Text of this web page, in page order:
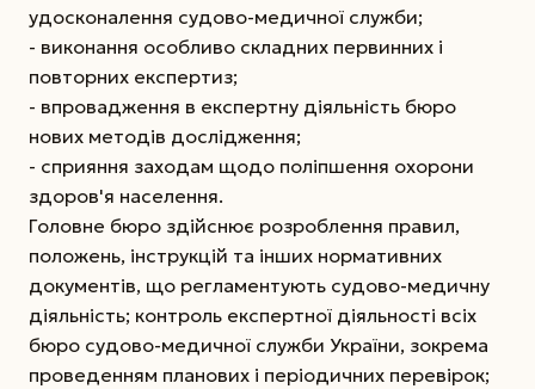
удосконалення судово-медичної служби;
- виконання особливо складних первинних і
повторних експертиз;
- впровадження в експертну діяльність бюро
нових методів дослідження;
- сприяння заходам щодо поліпшення охорони
здоров'я населення.
Головне бюро здійснює розроблення правил,
положень, інструкцій та інших нормативних
документів, що регламентують судово-медичну
діяльність; контроль експертної діяльності всіх
бюро судово-медичної служби України, зокрема
проведенням планових і періодичних перевірок;